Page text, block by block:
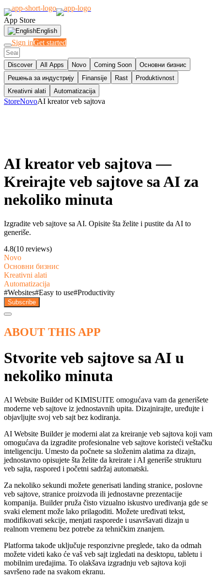
App Store
English
Sign inGet started
Discover All Apps Novo Coming Soon
Основни бизнис
Решења за индустрију
Finansije Rast
Produktivnost
Kreativni alati
Automatizacija
StoreNovoAI kreator veb sajtova
AI kreator veb sajtova—
Kreirajte veb sajtove sa AI za
nekoliko minuta
Izgradite veb sajtove sa AI. Opisite šta želite i pustite da AI to
generiše.
4.8(10 reviews)
Novo
Основни бизнис
Kreativni alati
Automatizacija
#Websites#Easy to use#Productivity
Subscribe
ABOUT THIS APP
Stvorite veb sajtove sa AI u
nekoliko minuta
AI Website Builder od KIMISUITE omogućava vam da generišete
moderne veb sajtove iz jednostavnih upita. Dizajnirajte, uređujte i
objavljujte svoj veb sajt bez kodiranja.
AI Website Builder je moderni alat za kreiranje veb sajtova koji vam
omogućava da izgradite profesionalne veb sajtove koristeći veštačku
inteligenciju. Umesto da počnete sa složenim alatima za dizajn,
jednostavno opisujete šta želite da kreirate i AI generiše strukturu
veb sajta, raspored i početni sadržaj automatski.
Za nekoliko sekundi možete generisati landing stranice, poslovne
veb sajtove, stranice proizvoda ili jednostavne prezentacije
kompanija. Builder pruža čisto vizualno iskustvo uređivanja gde se
svaki element može lako prilagoditi. Možete uređivati tekst,
modifikovati sekcije, menjati rasporede i usavršavati dizajn u
realnom vremenu bez potrebe za tehničkim znanjem.
Platforma takođe uključuje responzivne preglede, tako da odmah
možete videti kako će vaš veb sajt izgledati na desktopu, tabletu i
mobilnim uređajima. To olakšava izgradnju veb sajtova koji
savršeno rade na svakom ekranu.